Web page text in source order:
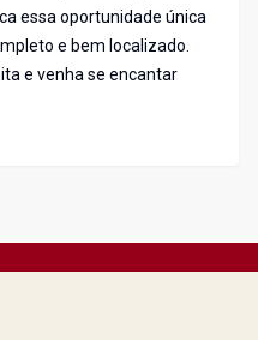
essa oportunidade única
e bem localizado.
e venha se encantar